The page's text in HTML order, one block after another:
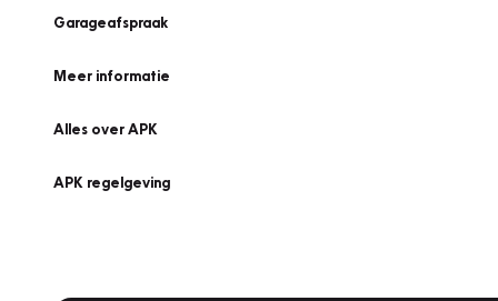
Garageafspraak
Meer informatie
Alles over APK
APK regelgeving